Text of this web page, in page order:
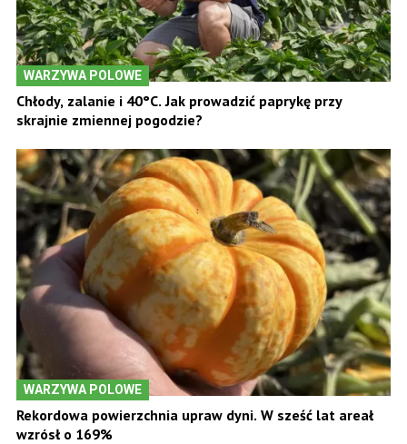
WARZYWA POLOWE
Chłody, zalanie i 40°C. Jak prowadzić paprykę przy
skrajnie zmiennej pogodzie?
WARZYWA POLOWE
Rekordowa powierzchnia upraw dyni. W sześć lat areał
wzrósł o 169%